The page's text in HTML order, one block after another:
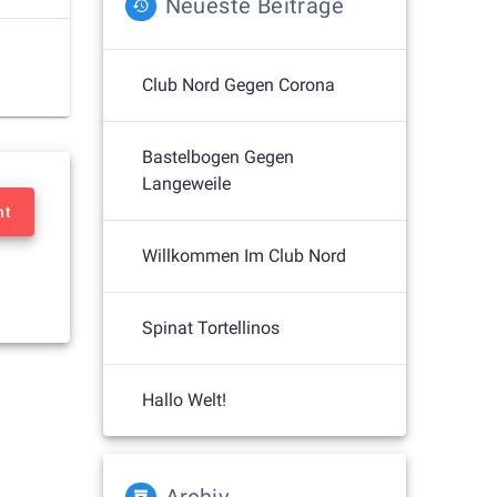
Neueste Beiträge
Club Nord Gegen Corona
Bastelbogen Gegen
Langeweile
Willkommen Im Club Nord
Spinat Tortellinos
Hallo Welt!